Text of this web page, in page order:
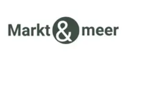
de
inhoud